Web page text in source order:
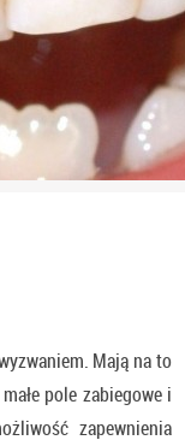
Mają na to
pole zabiegowe i
zapewnienia